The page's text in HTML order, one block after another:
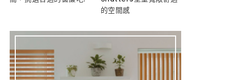
的空間感